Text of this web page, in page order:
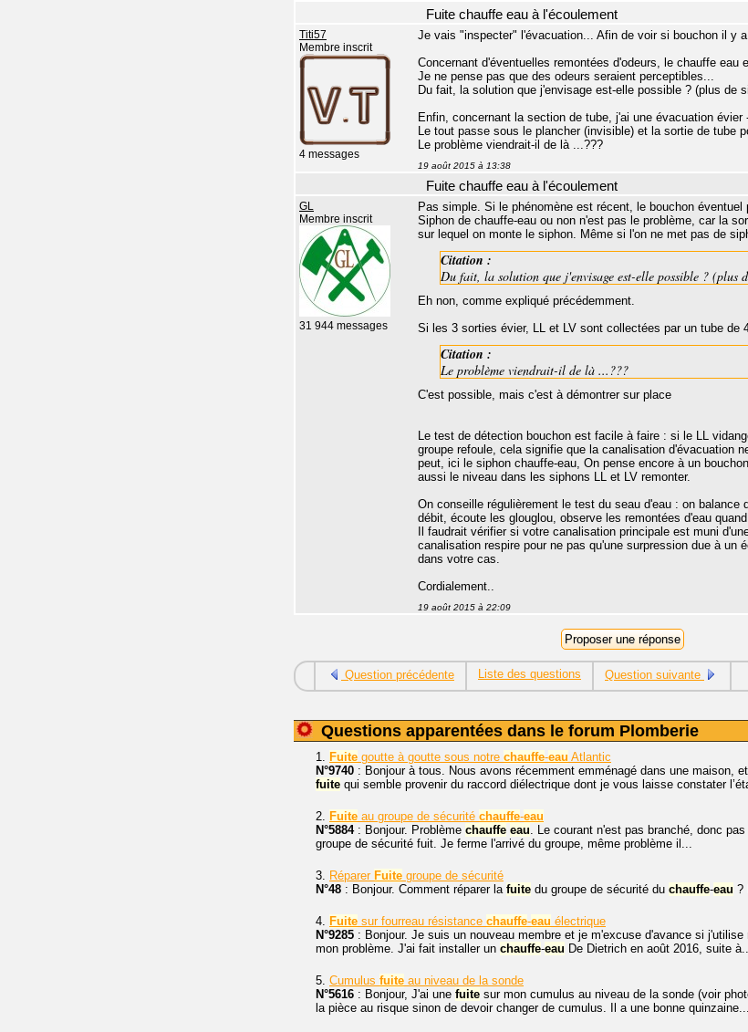
Fuite chauffe eau à l'écoulement
Titi57
Membre inscrit
4 messages
Je vais "inspecter" l'évacuation... Afin de voir si bouchon il y
Concernant d'éventuelles remontées d'odeurs, le chauffe eau
Je ne pense pas que des odeurs seraient perceptibles...
Du fait, la solution que j'envisage est-elle possible ? (plus de
Enfin, concernant la section de tube, j'ai une évacuation
Le tout passe sous le plancher (invisible) et la sortie de tube
Le problème viendrait-il de là ...???
19 août 2015 à 13:38
Fuite chauffe eau à l'écoulement
GL
Membre inscrit
31 944 messages
Pas simple. Si le phénomène est récent, le bouchon éventuel
Siphon de chauffe-eau ou non n'est pas le problème, car la
sur lequel on monte le siphon. Même si l'on ne met pas de
Citation :
Du fait, la solution que j'envisage est-elle possible ? (plus
Eh non, comme expliqué précédemment.
Si les 3 sorties évier, LL et LV sont collectées par un tube de
Citation :
Le problème viendrait-il de là ...???
C'est possible, mais c'est à démontrer sur place
Le test de détection bouchon est facile à faire : si le LL
groupe refoule, cela signifie que la canalisation d'évacuation
peut, ici le siphon chauffe-eau, On pense encore à un
aussi le niveau dans les siphons LL et LV remonter.
On conseille régulièrement le test du seau d'eau : on
débit, écoute les glouglou, observe les remontées d'eau
Il faudrait vérifier si votre canalisation principale est muni
canalisation respire pour ne pas qu'une surpression due à
dans votre cas.
Cordialement..
19 août 2015 à 22:09
Question précédente Liste des questions Question suivante
Questions apparentées dans le forum Plomberie
1. Fuite goutte à goutte sous notre chauffe-eau Atlantic
N°9740 : Bonjour à tous. Nous avons récemment emménagé dans une maison,
fuite qui semble provenir du raccord diélectrique dont je vous laisse constater
2. Fuite au groupe de sécurité chauffe-eau
N°5884: Bonjour. Problème chauffe eau. Le courant n'est pas branché, donc
groupe de sécurité fuit. Je ferme l'arrivé du groupe, même problème il...
3. Réparer Fuite groupe de sécurité
N°48 : Bonjour. Comment réparer la fuite du groupe de sécurité du chauffe-eau ?
4. Fuite sur fourreau résistance chauffe-eau électrique
N°9285 : Bonjour. Je suis un nouveau membre et je m'excuse d'avance si
mon problème. J'ai fait installer un chauffe-eau De Dietrich en août 2016, suite
5. Cumulus fuite au niveau de la sonde
N°5616 : Bonjour, J'ai une fuite sur mon cumulus au niveau de la sonde (voir
la pièce au risque sinon de devoir changer de cumulus. Il a une bonne quinzaine...